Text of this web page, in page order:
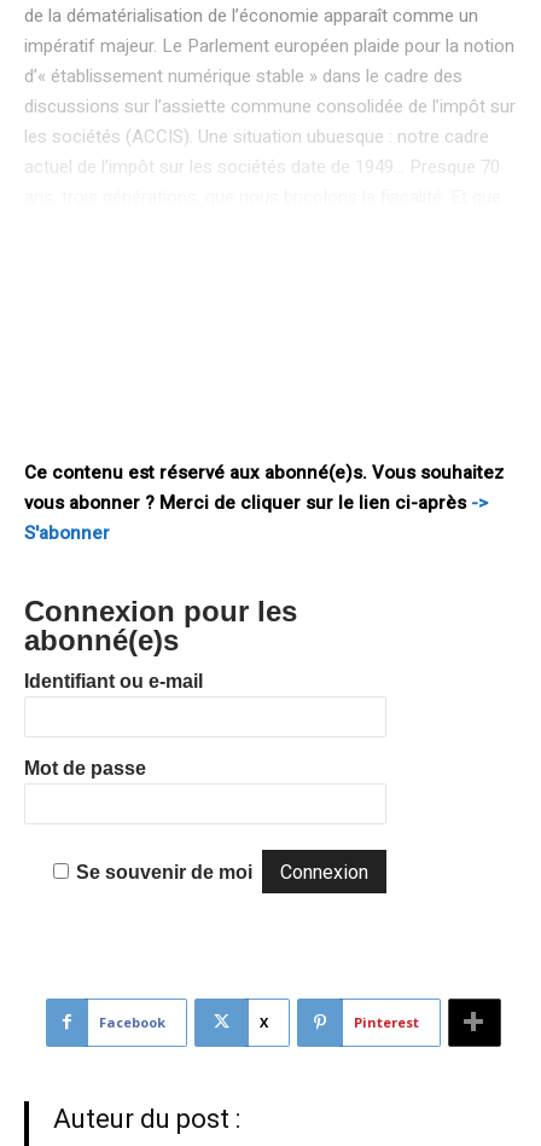
de la dématérialisation de l’économie apparaît comme un
impératif majeur. Le Parlement européen plaide pour la notion
d’« établissement numérique stable » dans le cadre des
discussions sur l’assiette commune consolidée de l’impôt sur
les sociétés (ACCIS). Une situation ubuesque : notre cadre
actuel de l’impôt sur les sociétés date de 1949… Presque 70
Ce contenu est réservé aux abonné(e)s. Vous souhaitez
vous abonner ? Merci de cliquer sur le lien ci-après->
S'abonner
Connexion pour les
abonné(e)s
Identifiant ou e-mail
Mot de passe
Se souvenir de moi
Facebook X Pinterest
Auteur du post :